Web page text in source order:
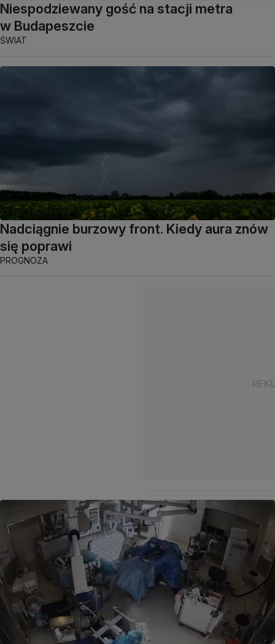
Niespodziewany gość na stacji metra
w Budapeszcie
ŚWIAT
Nadciągnie burzowy front. Kiedy aura znów
się poprawi
PROGNOZA